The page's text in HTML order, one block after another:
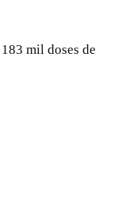
mil doses de